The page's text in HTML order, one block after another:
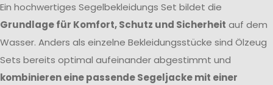
Ein hochwertiges Segelbekleidungs Set bildet die
Grundlage für Komfort, Schutz und Sicherheit auf dem
Wasser. Anders als einzelne Bekleidungsstücke sind Ölzeug
Sets bereits optimal aufeinander abgestimmt und
kombinieren eine passende Segeljacke mit einer